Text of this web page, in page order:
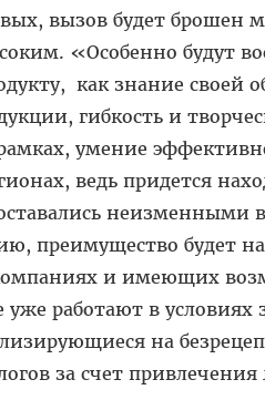
вызов будет брошен
«Особенно будут
как знание своей
гибкость и
умение
ведь придется
неизменными
преимущество будет
и имеющих
работают в условиях
на
за счет привлечения